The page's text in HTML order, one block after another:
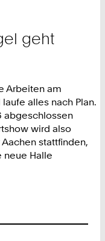
geht
Arbeiten am
alles nach Plan.
abgeschlossen
wird also
stattfinden,
neue Halle